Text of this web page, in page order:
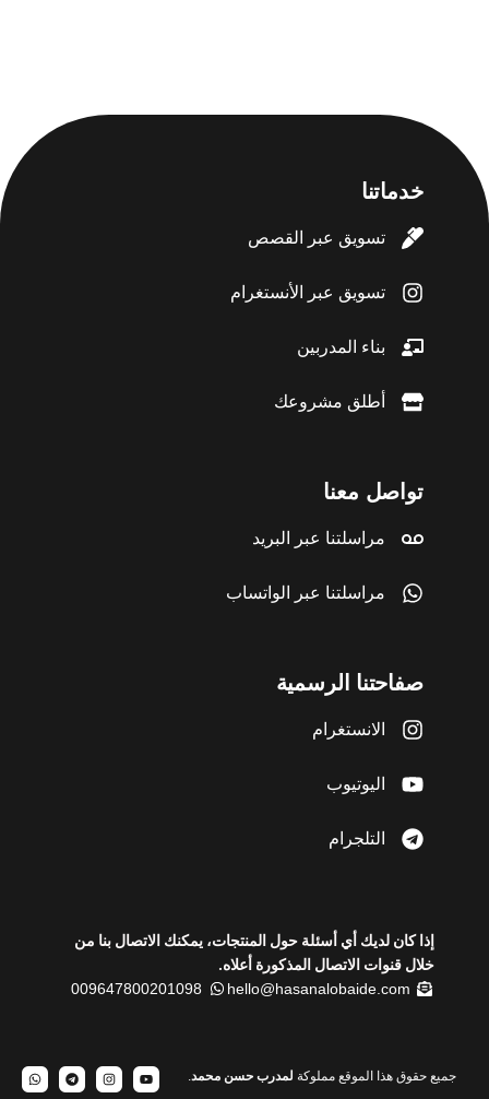
خدماتنا
تسويق عبر القصص
تسويق عبر الأنستغرام
بناء المدربين
أطلق مشروعك
تواصل معنا
مراسلتنا عبر البريد
مراسلتنا عبر الواتساب
صفاحتنا الرسمية
الانستغرام
اليوتيوب
التلجرام
إذا كان لديك أي أسئلة حول المنتجات، يمكنك الاتصال بنا من
خلال قنوات الاتصال المذكورة أعلاه.
hello@hasanalobaide.com
009647800201098
جميع حقوق هذا الموقع مملوكة لمدرب حسن محمد.